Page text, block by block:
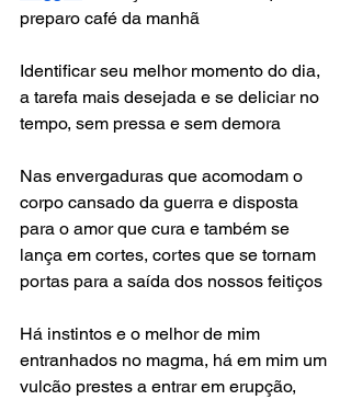
preparo café da manhã
Identificar seu melhor momento do dia,
a tarefa mais desejada e se deliciar no
tempo, sem pressa e sem demora
Nas envergaduras que acomodam o
corpo cansado da guerra e disposta
para o amor que cura e também se
lança em cortes, cortes que se tornam
portas para a saída dos nossos feitiços
Há instintos e o melhor de mim
entranhados no magma, há em mim um
vulcão prestes a entrar em erupção,